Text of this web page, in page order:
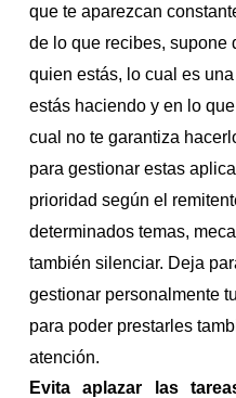
que te aparezcan
de lo que recibes, supone
quien estás, lo cual es
estás haciendo y en lo
cual no te garantiza
para gestionar estas
prioridad según el
determinados temas,
también silenciar. Deja
gestionar personalmente
para poder prestarles
atención.
Evita aplazar las